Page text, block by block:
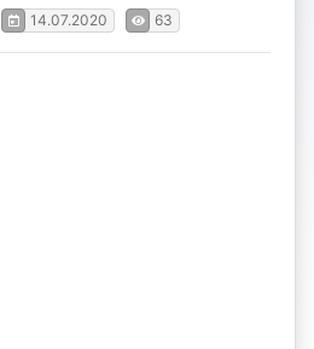
14.07.2020 63